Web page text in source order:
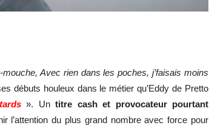
Avec rien dans les poches, j’faisais moins
débuts houleux dans le métier qu’Eddy de Pretto
». Untitre cash et provocateur pourtant
l’attention du plus grand nombre avec force pour